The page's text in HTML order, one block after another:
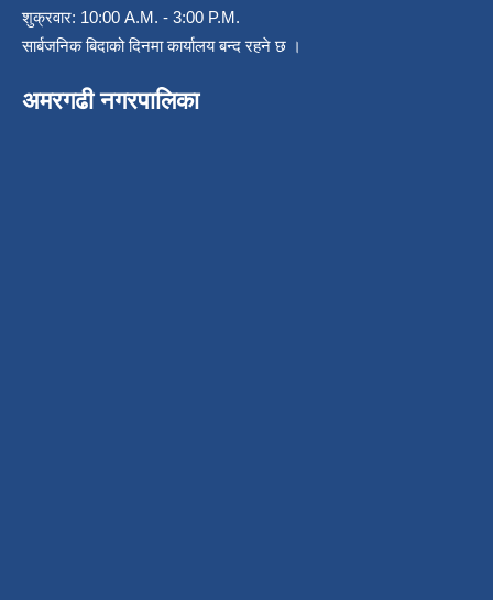
शुक्रवार: 10:00 A.M. - 3:00 P.M.
सार्बजनिक बिदाको दिनमा कार्यालय बन्द रहने छ ।
अमरगढी नगरपालिका